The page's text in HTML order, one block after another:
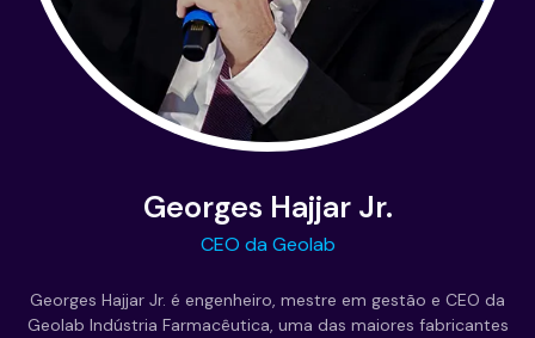
Georges Hajjar Jr.
CEO da Geolab
Georges Hajjar Jr. é engenheiro, mestre em gestão e CEO da
Geolab Indústria Farmacêutica, uma das maiores fabricantes